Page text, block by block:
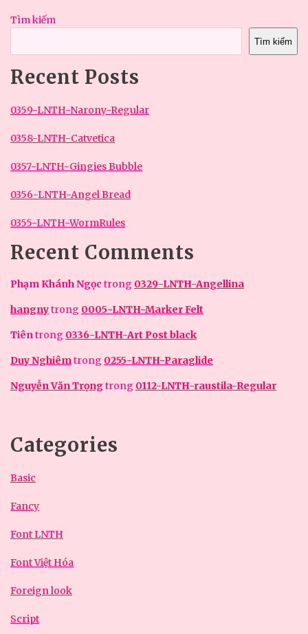
Tìm kiếm
Tìm kiếm
Recent Posts
0359-LNTH-Narony-Regular
0358-LNTH-Catvetica
0357-LNTH-Gingies Bubble
0356-LNTH-Angel Bread
0355-LNTH-WormRules
Recent Comments
Phạm Khánh Ngọc trong 0329-LNTH-Angellina
hangnytrong 0005-LNTH-Marker Felt
Tiêntrong 0336-LNTH-Art Post black
Duy Nghiêmtrong 0255-LNTH-Paraglide
Nguyễn Văn Trọngtrong 0112-LNTH-raustila-Regular
Categories
Basic
Fancy
Font LNTH
Font Việt Hóa
Foreign look
Script